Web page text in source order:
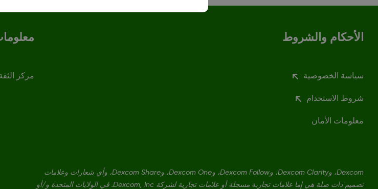
الأحكام والشروط
سياسة الخصوصية
شروط الاستخدام
معلومات الأمان
مركز
Dexcom، وDexcom Clarity، وDexcom Follow، وDexcom One، وDexcom Share، وأي شعارات وعلامات
تصميم ذات صلة هي إما علامات تجارية مسجلة أو علامات تجارية لشركة Dexcom, Inc. في الولايات المتحدة و/أو